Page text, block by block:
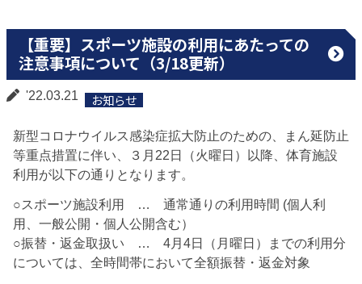
【重要】スポーツ施設の利用にあたっての
注意事項について（3/18更新）
'22.03.21 お知らせ
新型コロナウイルス感染症拡大防止のための、まん延防止
等重点措置に伴い、３月22日（火曜日）以降、体育施設
利用が以下の通りとなります。
○スポーツ施設利用 … 通常通りの利用時間 (個人利
用、一般公開・個人公開含む）
○振替・返金取扱い … 4月4日（月曜日）までの利用分
については、全時間帯において全額振替・返金対象